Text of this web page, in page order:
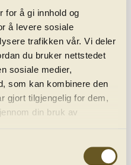
for å gi innhold og
å levere sosiale
trafikken vår. Vi deler
du bruker nettstedet
sosiale medier,
som kan kombinere den
gjort tilgjengelig for dem,
din bruk av